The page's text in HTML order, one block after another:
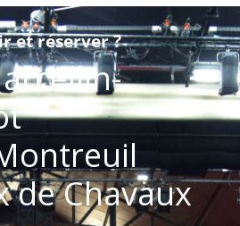
et réserver ?
de Chavaux